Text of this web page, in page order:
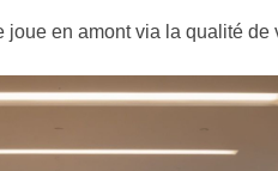
joue en amont via la qualité de